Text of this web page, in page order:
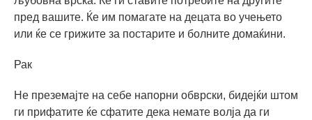
пред вашите. Ќе им помагате на децата во учењето
или ќе се грижите за постарите и болните домаќини.
Рак
Не преземајте на себе напорни обврски, бидејќи штом
ги прифатите ќе сфатите дека немате волја да ги